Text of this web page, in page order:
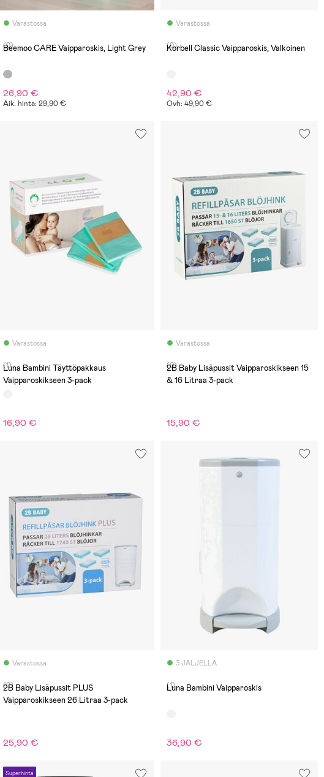
Varastossa
(0)
Beemoo CARE Vaipparoskis, Light Grey
26,90 €
Aik. hinta: 29,90 €
Varastossa
(0)
Korbell Classic Vaipparoskis, Valkoinen
42,90 €
Ovh: 49,90 €
Varastossa
(1)
Luna Bambini Täyttöpakkaus
Vaipparoskikseen 3-pack
16,90 €
Varastossa
(0)
2B Baby Lisäpussit Vaipparoskikseen 15
& 16 Litraa 3-pack
15,90 €
Varastossa
(0)
2B Baby Lisäpussit PLUS
Vaipparoskikseen 26 Litraa 3-pack
25,90 €
3 JÄLJELLÄ
(1)
Luna Bambini Vaipparoskis
36,90 €
Superhinta